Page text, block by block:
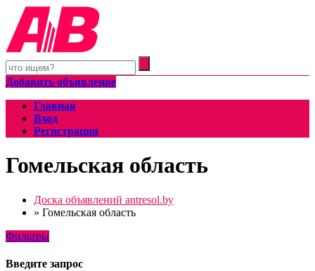
Добавить объявление
Главная
Вход
Регистрация
Гомельская область
Доска объявлений antresol.by
» Гомельская область
Фильтры
Введите запрос